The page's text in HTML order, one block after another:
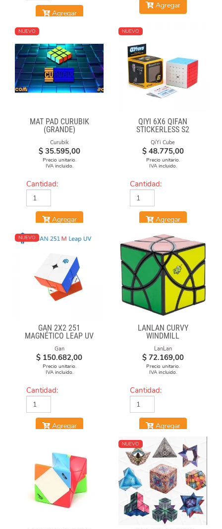
Agregar
Agregar
NUEVO
MAT PAD CURUBIK
(GRANDE)
Curubik
$ 35.595,00
Precio unitario.
IVA incluido.
Cantidad:
Agregar
NUEVO
QIYI 6X6 QIFAN
STICKERLESS S2
QiYi Cube
$ 48.775,00
Precio unitario.
IVA incluido.
Cantidad:
Agregar
NUEVO
GAN 2X2 251
MAGNÉTICO LEAP UV
Gan
$ 150.682,00
Precio unitario.
IVA incluido.
Cantidad:
Agregar
LANLAN CURVY
WINDMILL
LanLan
$ 72.169,00
Precio unitario.
IVA incluido.
Cantidad:
Agregar
NUEVO